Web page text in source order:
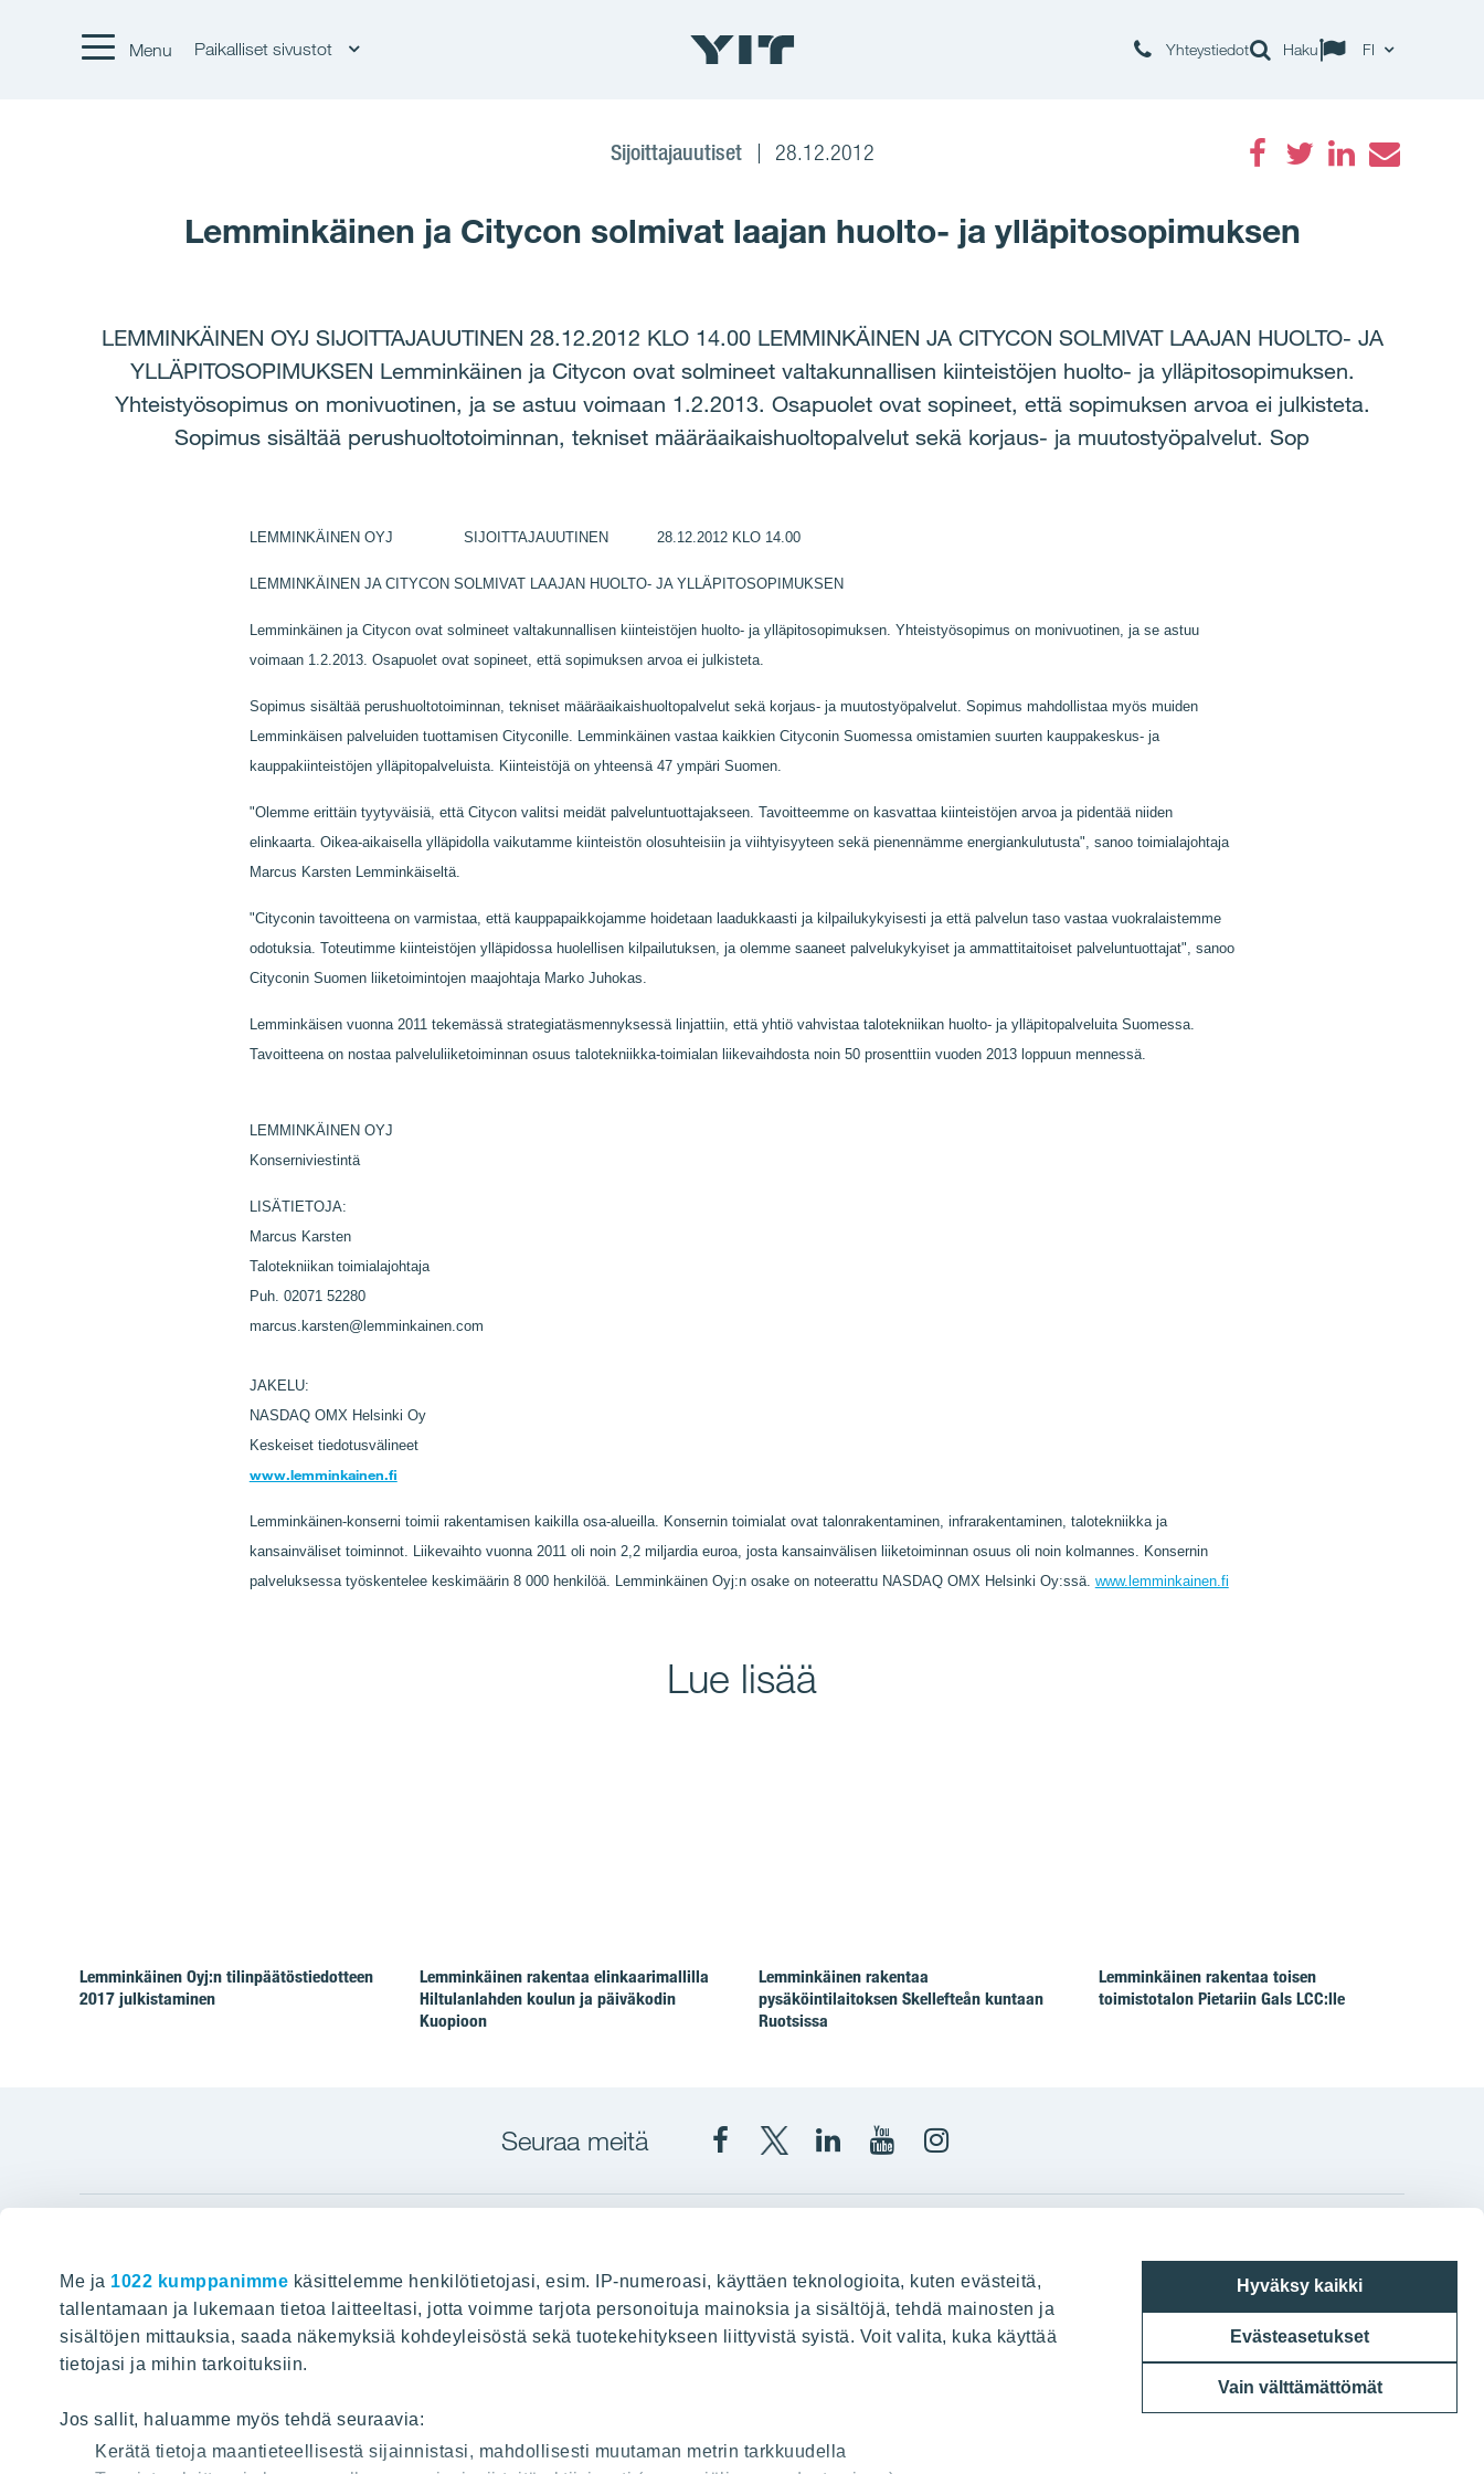
Me ja 1022 kumppanimme käsittelemme henkilötietojasi, esim. IP-numeroasi, käyttäen teknologioita, kuten evästeitä,
tallentamaan ja lukemaan tietoa laitteeltasi, jotta voimme tarjota personoituja mainoksia ja sisältöjä, tehdä mainosten ja
sisältöjen mittauksia, saada näkemyksiä kohdeyleisöstä sekä tuotekehitykseen liittyvistä syistä. Voit valita, kuka käyttää
tietojasi ja mihin tarkoituksiin.
Jos sallit, haluamme myös tehdä seuraavia:
Kerätä tietoja maantieteellisestä sijainnistasi, mahdollisesti muutaman metrin tarkkuudella
Hyväksy kaikki
Evästeasetukset
Vain välttämättömät
Menu Paikalliset sivustot Yhteystiedot Haku FI
Sijoittajauutiset 28.12.2012
Lemminkäinen ja Citycon solmivat laajan huolto- ja ylläpitosopimuksen
LEMMINKÄINEN OYJ SIJOITTAJAUUTINEN 28.12.2012 KLO 14.00 LEMMINKÄINEN JA CITYCON SOLMIVAT LAAJAN HUOLTO- JA
YLLÄPITOSOPIMUKSEN Lemminkäinen ja Citycon ovat solmineet valtakunnallisen kiinteistöjen huolto- ja ylläpitosopimuksen.
Yhteistyösopimus on monivuotinen, ja se astuu voimaan 1.2.2013. Osapuolet ovat sopineet, että sopimuksen arvoa ei julkisteta.
Sopimus sisältää perushuoltotoiminnan, tekniset määräaikaishuoltopalvelut sekä korjaus- ja muutostyöpalvelut. Sop
LEMMINKÄINEN OYJ SIJOITTAJAUUTINEN 28.12.2012 KLO 14.00
LEMMINKÄINEN JA CITYCON SOLMIVAT LAAJAN HUOLTO- JA YLLÄPITOSOPIMUKSEN
Lemminkäinen ja Citycon ovat solmineet valtakunnallisen kiinteistöjen huolto- ja ylläpitosopimuksen. Yhteistyösopimus on monivuotinen, ja se astuu
voimaan 1.2.2013. Osapuolet ovat sopineet, että sopimuksen arvoa ei julkisteta.
Sopimus sisältää perushuoltotoiminnan, tekniset määräaikaishuoltopalvelut sekä korjaus- ja muutostyöpalvelut. Sopimus mahdollistaa myös muiden
Lemminkäisen palveluiden tuottamisen Cityconille. Lemminkäinen vastaa kaikkien Cityconin Suomessa omistamien suurten kauppakeskus- ja
kauppakiinteistöjen ylläpitopalveluista. Kiinteistöjä on yhteensä 47 ympäri Suomen.
"Olemme erittäin tyytyväisiä, että Citycon valitsi meidät palveluntuottajakseen. Tavoitteemme on kasvattaa kiinteistöjen arvoa ja pidentää niiden
elinkaarta. Oikea-aikaisella ylläpidolla vaikutamme kiinteistön olosuhteisiin ja viihtyisyyteen sekä pienennämme energiankulutusta", sanoo toimialajohtaja
Marcus Karsten Lemminkäiseltä.
"Cityconin tavoitteena on varmistaa, että kauppapaikkojamme hoidetaan laadukkaasti ja kilpailukykyisesti ja että palvelun taso vastaa vuokralaistemme
odotuksia. Toteutimme kiinteistöjen ylläpidossa huolellisen kilpailutuksen, ja olemme saaneet palvelukykyiset ja ammattitaitoiset palveluntuottajat", sanoo
Cityconin Suomen liiketoimintojen maajohtaja Marko Juhokas.
Lemminkäisen vuonna 2011 tekemässä strategiatäsmennyksessä linjattiin, että yhtiö vahvistaa talotekniikan huolto- ja ylläpitopalveluita Suomessa.
Tavoitteena on nostaa palveluliiketoiminnan osuus talotekniikka-toimialan liikevaihdosta noin 50 prosenttiin vuoden 2013 loppuun mennessä.
LEMMINKÄINEN OYJ
Konserniviestintä
LISÄTIETOJA:
Marcus Karsten
Talotekniikan toimialajohtaja
Puh. 02071 52280
marcus.karsten@lemminkainen.com
JAKELU:
NASDAQ OMX Helsinki Oy
Keskeiset tiedotusvälineet
www.lemminkainen.fi
Lemminkäinen-konserni toimii rakentamisen kaikilla osa-alueilla. Konsernin toimialat ovat talonrakentaminen, infrarakentaminen, talotekniikka ja
kansainväliset toiminnot. Liikevaihto vuonna 2011 oli noin 2,2 miljardia euroa, josta kansainvälisen liiketoiminnan osuus oli noin kolmannes. Konsernin
palveluksessa työskentelee keskimäärin 8 000 henkilöä. Lemminkäinen Oyj:n osake on noteerattu NASDAQ OMX Helsinki Oy:ssä. www.lemminkainen.fi
Lue lisää
Lemminkäinen Oyj:n tilinpäätöstiedotteen
2017 julkistaminen
Lemminkäinen rakentaa elinkaarimallilla
Hiltulanlahden koulun ja päiväkodin
Kuopioon
Lemminkäinen rakentaa
pysäköintilaitoksen Skellefteån kuntaan
Ruotsissa
Lemminkäinen rakentaa toisen
toimistotalon Pietariin Gals LCC:lle
Seuraa meitä
YITYITCorporation
Corporation
YIT
Hyvin rakennettu huominen
HAKU
Tietoa YIT:stä
Töihin meille
Projektit
Vastuullisuus
Myytävät asunnot
Vuokrattavat toimitilat
Toimitilarakentaminen
Panuntie 11, PL 36, 00620 Helsinki
020 433 111